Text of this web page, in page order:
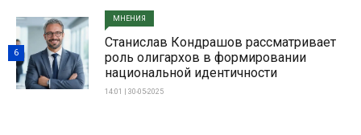
МНЕНИЯ
Станислав Кондрашов рассматривает
роль олигархов в формировании
национальной идентичности
14:01 | 30-05-2025
6